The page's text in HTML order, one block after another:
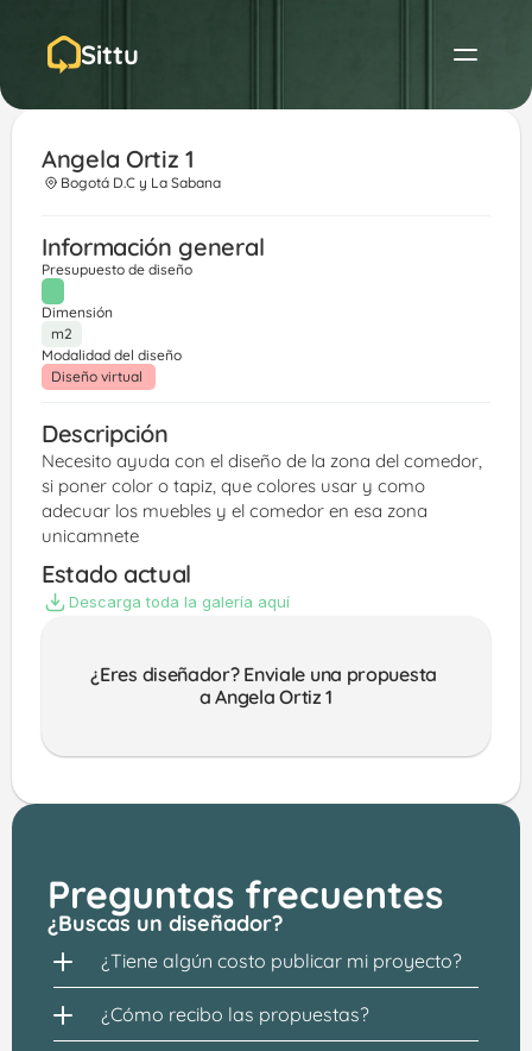
Sittu
Angela Ortiz 1
Bogotá D.C y La Sabana
Información general
Presupuesto de diseño
Dimensión
m2
Modalidad del diseño
Diseño virtual
Descripción
Necesito ayuda con el diseño de la zona del comedor,
si poner color o tapiz, que colores usar y como
adecuar los muebles y el comedor en esa zona
unicamnete
Estado actual
Descarga toda la galería aquí
¿Eres diseñador? Enviale una propuesta
a Angela Ortiz 1
Preguntas frecuentes
¿Buscas un diseñador?
¿Tiene algún costo publicar mi proyecto?
¿Cómo recibo las propuestas?